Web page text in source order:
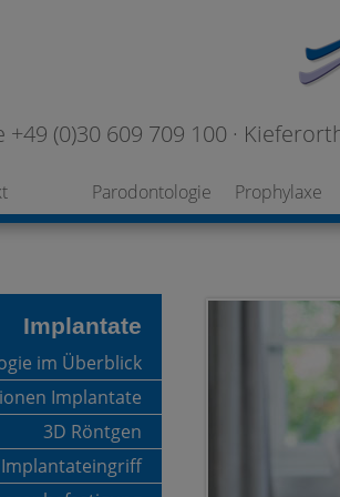
(0)30 609 709 100 ·
Parodontologie Prophylaxe
Implantate
im Überblick
Implantate
3D Röntgen
Implantateingriff